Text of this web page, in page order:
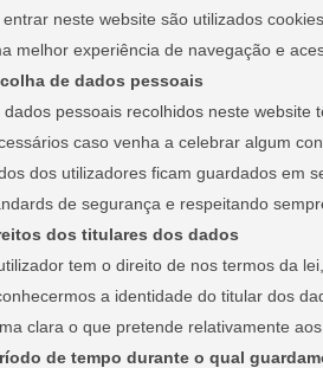
entrar neste website são utilizados
melhor experiência de navegação e
de dados pessoais
dados pessoais recolhidos neste
caso venha a celebrar algum
dos utilizadores ficam guardados em
de segurança e respeitando
dos titulares dos dados
tem o direito de nos termos da
a identidade do titular dos
clara o que pretende relativamente
de tempo durante o qual